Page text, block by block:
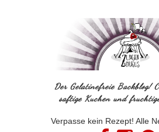
Der Gelatinefreie Backblog!
saftige Kuchen und
Verpasse kein Rezept! Alle